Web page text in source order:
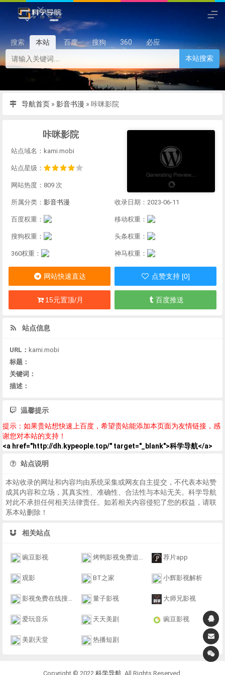
搜索 本站 百度 搜狗 360
必应
本站搜索
导航首页 » 影音书漫 » 咔咪影院
咔咪影院
站点域名：kami.mobi
站点星级：
网站热度：809 次
所属分类： 影音书漫 收录日期：2023-06-11
百度权重： 移动权重：
搜狗权重： 头条权重：
360权重： 神马权重：
网站快速直达 点赞支持 [0]
15元置顶/月 百度推送
站点信息
URL： kami.mobi
标题：
关键词：
描述：
温馨提示
提示：如果贵站想快速上百度，希望贵站能添加本页面为友情链接，感
谢您对本站的支持！
<a href="http://dh.kypeople.top/" target="_blank">科学导航</a>
站点说明
本站收录的网址和内容均由系统采集或网友自主提交，不代表本站赞
成其内容和立场，其真实性、准确性、合法性与本站无关。科学导航
对此不承担任何相关法律责任。如若相关内容侵犯了您的权益，请联
系本站删除！
相关站点
豌豆影视 烤鸭影视免费追剧 荐片app
观影 BT之家 小辉影视解析
影视免费在线搜索 量子影视 大师兄影视
爱玩音乐 天天美剧 豌豆影视
美剧天堂 热播短剧
Copyright © 2022 科学导航 . All Rights Reserved.